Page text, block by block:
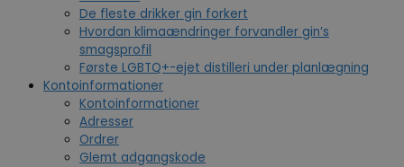
De fleste drikker gin forkert
Hvordan klimaændringer forvandler gin’s
smagsprofil
Første LGBTQ+-ejet distilleri under planlægning
Kontoinformationer
Kontoinformationer
Adresser
Ordrer
Glemt adgangskode